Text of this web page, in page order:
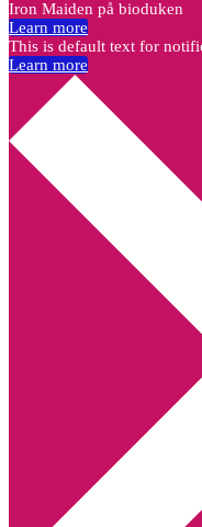
Iron Maiden på bioduken
Learn more
This is default text for
Learn more